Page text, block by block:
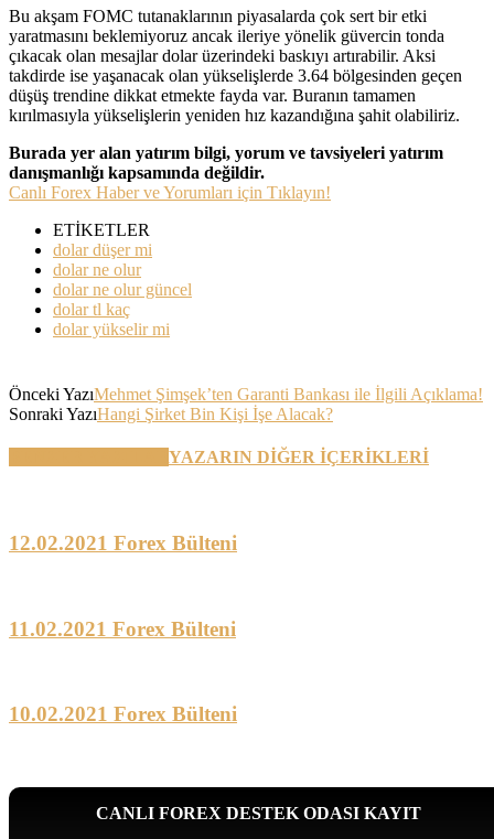
Bu akşam FOMC tutanaklarının piyasalarda çok sert bir etki
yaratmasını beklemiyoruz ancak ileriye yönelik güvercin tonda
çıkacak olan mesajlar dolar üzerindeki baskıyı artırabilir. Aksi
takdirde ise yaşanacak olan yükselişlerde 3.64 bölgesinden geçen
düşüş trendine dikkat etmekte fayda var. Buranın tamamen
kırılmasıyla yükselişlerin yeniden hız kazandığına şahit olabiliriz.
Burada yer alan yatırım bilgi, yorum ve tavsiyeleri yatırım
danışmanlığı kapsamında değildir.
Canlı Forex Haber ve Yorumları için Tıklayın!
ETİKETLER
dolar düşer mi
dolar ne olur
dolar ne olur güncel
dolar tl kaç
dolar yükselir mi
Önceki YazıMehmet Şimşek’ten Garanti Bankası ile İlgili Açıklama!
Sonraki YazıHangi Şirket Bin Kişi İşe Alacak?
YAZARIN DİĞER İÇERİKLERİ
12.02.2021 Forex Bülteni
11.02.2021 Forex Bülteni
10.02.2021 Forex Bülteni
CANLI FOREX DESTEK ODASI KAYIT